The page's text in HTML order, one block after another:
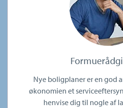
Nye boligplaner er en god
økonomien et
henvise dig til nogle af